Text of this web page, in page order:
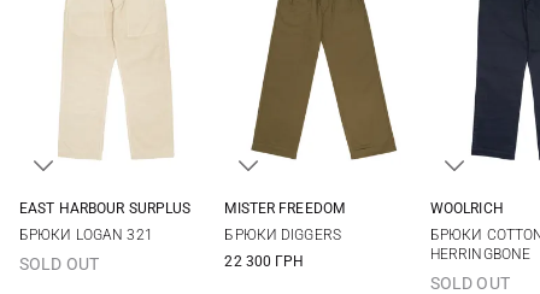
EAST HARBOUR SURPLUS
БРЮКИ LOGAN 321
SOLD OUT
MISTER FREEDOM
БРЮКИ DIGGERS
22 300 ГРН
WOOLRICH
БРЮКИ
HERRINGBONE
SOLD OUT